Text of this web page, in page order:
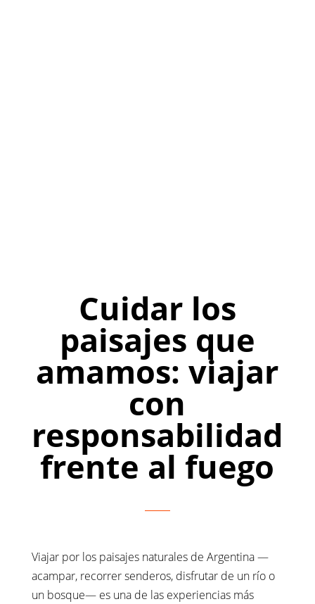
Cuidar los
paisajes que
amamos: viajar
con
responsabilidad
frente al fuego
Viajar por los paisajes naturales de Argentina —
acampar, recorrer senderos, disfrutar de un río o
un bosque— es una de las experiencias más